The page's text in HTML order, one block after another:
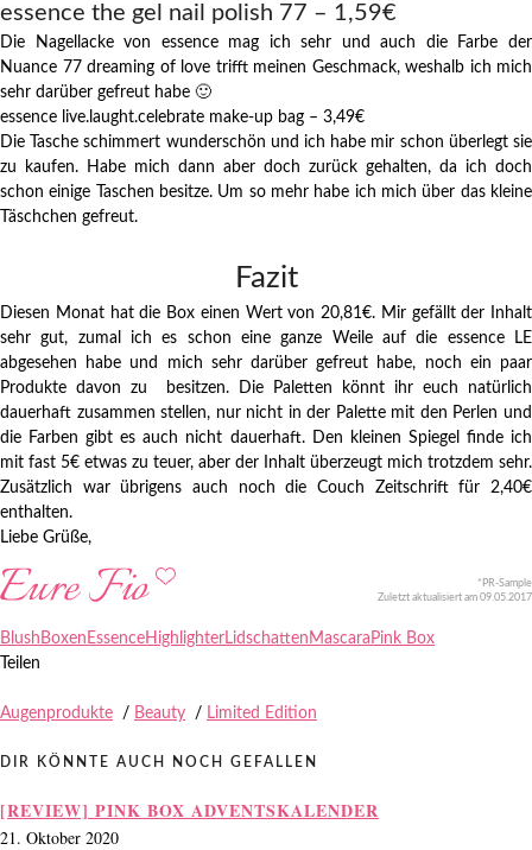
essence the gel nail polish 77 – 1,59€
Die Nagellacke von essence mag ich sehr und auch die Farbe der
Nuance 77 dreaming of love trifft meinen Geschmack, weshalb ich mich
sehr darüber gefreut habe 🙂
essence live.laught.celebrate make-up bag – 3,49€
Die Tasche schimmert wunderschön und ich habe mir schon überlegt sie
zu kaufen. Habe mich dann aber doch zurück gehalten, da ich doch
schon einige Taschen besitze. Um so mehr habe ich mich über das kleine
Täschchen gefreut.
Fazit
Diesen Monat hat die Box einen Wert von 20,81€. Mir gefällt der Inhalt
sehr gut, zumal ich es schon eine ganze Weile auf die essence LE
abgesehen habe und mich sehr darüber gefreut habe, noch ein paar
Produkte davon zu besitzen. Die Paletten könnt ihr euch natürlich
dauerhaft zusammen stellen, nur nicht in der Palette mit den Perlen und
die Farben gibt es auch nicht dauerhaft. Den kleinen Spiegel finde ich
mit fast 5€ etwas zu teuer, aber der Inhalt überzeugt mich trotzdem sehr.
Zusätzlich war übrigens auch noch die Couch Zeitschrift für 2,40€
enthalten.
Liebe Grüße,
*PR-Sample
Zuletzt aktualisiert am 09.05.2017
Blush Boxen EssenceHighlighterLidschatten Mascara Pink Box
Teilen
Augenprodukte / Beauty / Limited Edition
DIR KÖNNTE AUCH NOCH GEFALLEN
[REVIEW] PINK BOX ADVENTSKALENDER
21. Oktober 2020